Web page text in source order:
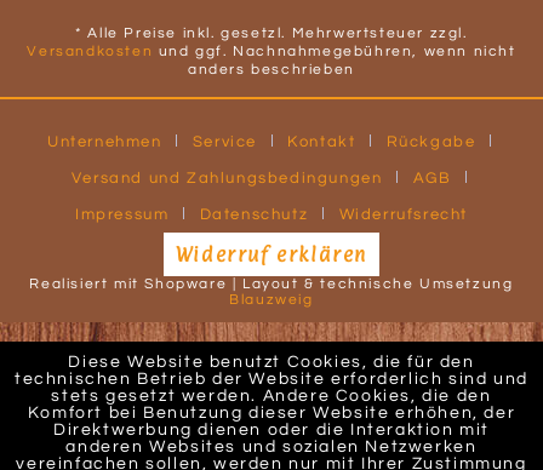
* Alle Preise inkl. gesetzl. Mehrwertsteuer zzgl.
Versandkosten und ggf. Nachnahmegebühren, wenn nicht
anders beschrieben
Unternehmen Service Kontakt Rückgabe
Versand und Zahlungsbedingungen AGB
Impressum Datenschutz Widerrufsrecht
Widerruf erklären
Realisiert mit Shopware | Layout & technische Umsetzung
Blauzweig
Diese Website benutzt Cookies, die für den
technischen Betrieb der Website erforderlich sind und
stets gesetzt werden. Andere Cookies, die den
Komfort bei Benutzung dieser Website erhöhen, der
Direktwerbung dienen oder die Interaktion mit
anderen Websites und sozialen Netzwerken
vereinfachen sollen, werden nur mit Ihrer Zustimmung